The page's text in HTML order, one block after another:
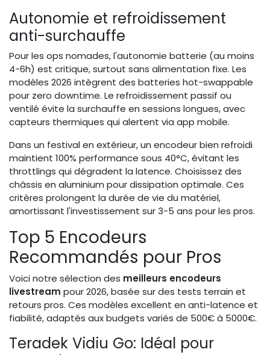
Autonomie et refroidissement
anti-surchauffe
Pour les ops nomades, l'autonomie batterie (au moins
4-6h) est critique, surtout sans alimentation fixe. Les
modèles 2026 intègrent des batteries hot-swappable
pour zero downtime. Le refroidissement passif ou
ventilé évite la surchauffe en sessions longues, avec
capteurs thermiques qui alertent via app mobile.
Dans un festival en extérieur, un encodeur bien refroidi
maintient 100% performance sous 40°C, évitant les
throttlings qui dégradent la latence. Choisissez des
châssis en aluminium pour dissipation optimale. Ces
critères prolongent la durée de vie du matériel,
amortissant l'investissement sur 3-5 ans pour les pros.
Top 5 Encodeurs
Recommandés pour Pros
Voici notre sélection des meilleurs encodeurs
livestream pour 2026, basée sur des tests terrain et
retours pros. Ces modèles excellent en anti-latence et
fiabilité, adaptés aux budgets variés de 500€ à 5000€.
Teradek Vidiu Go: Idéal pour